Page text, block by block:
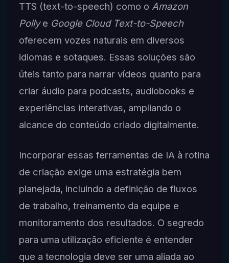
TTS (text-to-speech) como o Amazon
Pollye Google Cloud Text-to-Speech
oferecem vozes naturais em diversos
idiomas e sotaques. Essas soluções são
úteis tanto para narrar vídeos quanto para
criar áudio para podcasts, audiobooks e
experiências interativas, ampliando o
alcance do conteúdo criado digitalmente.
Incorporar essas ferramentas de IA à rotina
de criação exige uma estratégia bem
planejada, incluindo a definição de fluxos
de trabalho, treinamento da equipe e
monitoramento dos resultados. O segredo
para uma utilização eficiente é entender
que a tecnologia deve ser uma aliada ao